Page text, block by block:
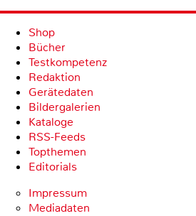
Shop
Bücher
Testkompetenz
Redaktion
Gerätedaten
Bildergalerien
Kataloge
RSS-Feeds
Topthemen
Editorials
Impressum
Mediadaten